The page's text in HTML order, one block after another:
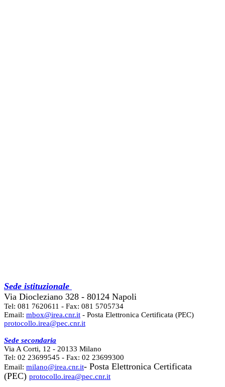
Sede istituzionale
Via Diocleziano 328 - 80124 Napoli
Tel: 081 7620611 - Fax: 081 5705734
Email: mbox@irea.cnr.it - Posta Elettronica Certificata (PEC)
protocollo.irea@pec.cnr.it
Sede secondaria
Via A Corti, 12 - 20133 Milano
Tel: 02 23699545 - Fax: 02 23699300
Email: milano@irea.cnr.it- Posta Elettronica Certificata
(PEC) protocollo.irea@pec.cnr.it